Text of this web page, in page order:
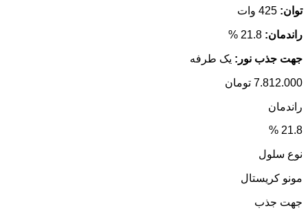
توان:
راندمان:
جهت جذب نور: یک طرفه
7.812.000 تومان
راندمان
21.8 %
نوع سلول
مونو کریستال
جهت جذب